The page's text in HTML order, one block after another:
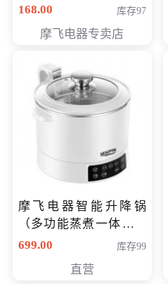
168.00 库存97
摩飞电器专卖店
摩飞电器智能升降锅
（多功能蒸煮一体锅）
（智能升降养生锅） 会
699.00 库存99
直营